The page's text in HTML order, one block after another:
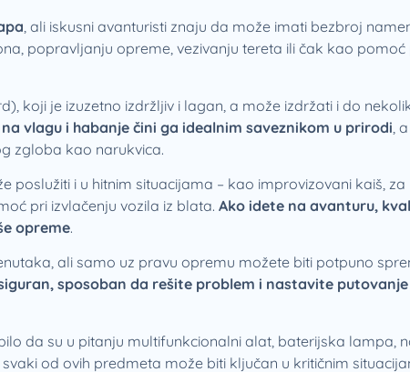
, ali iskusni avanturisti znaju da može imati bezbroj
popravljanju opreme, vezivanju tereta ili čak kao pomoć
koji je izuzetno izdržljiv i lagan, a može izdržati i do
vlagu i habanje čini ga idealnim saveznikom u prirodi ,
zgloba kao narukvica.
poslužiti i u hitnim situacijama – kao improvizovani kaiš, za
pri izvlačenju vozila iz blata. Ako idete na avanturu,
opreme.
ali samo uz pravu opremu možete biti potpuno
sposoban da rešite problem i nastavite putovanje
da su u pitanju multifunkcionalni alat, baterijska lampa,
od ovih predmeta može biti ključan u kritičnim